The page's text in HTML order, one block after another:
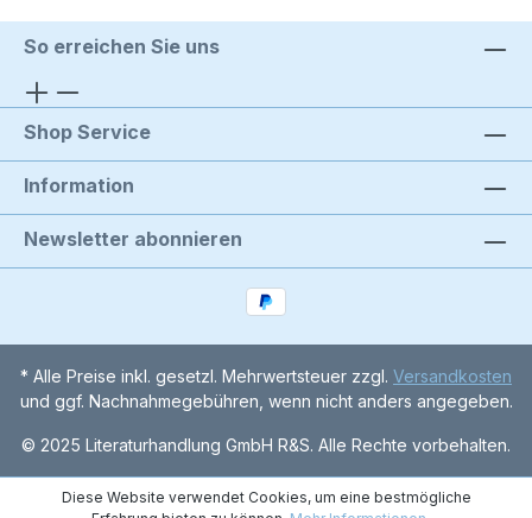
So erreichen Sie uns
Shop Service
Information
Newsletter abonnieren
* Alle Preise inkl. gesetzl. Mehrwertsteuer zzgl. Versandkosten
und ggf. Nachnahmegebühren, wenn nicht anders angegeben.
© 2025 Literaturhandlung GmbH R&S. Alle Rechte vorbehalten.
Diese Website verwendet Cookies, um eine bestmögliche